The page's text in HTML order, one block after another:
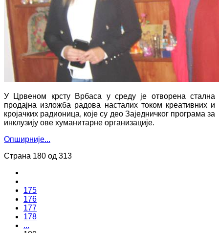
У Црвеном крсту Врбаса у среду је отворена стална
продајна изложба радова насталих током креативних и
кројачких радионица, које су део Заједничког програма за
инклузију ове хуманитарне организације.
Опширније...
Страна 180 од 313
175
176
177
178
...